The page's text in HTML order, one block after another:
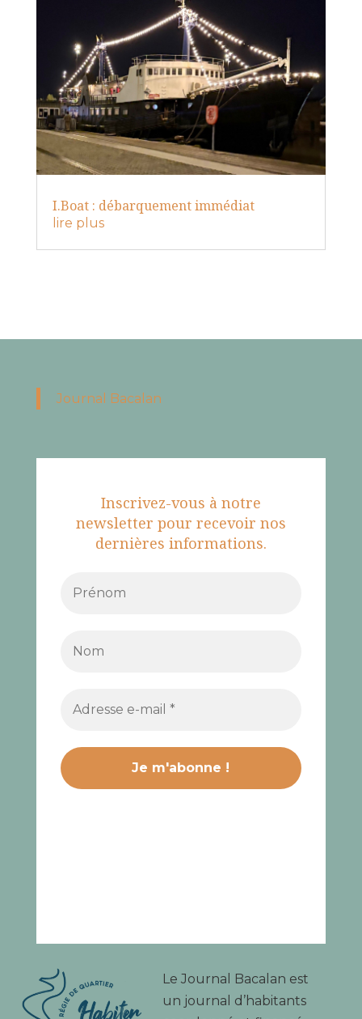
I.Boat : débarquement immédiat
lire plus
Journal Bacalan
Inscrivez-vous à notre
newsletter pour recevoir nos
dernières informations.
Le Journal Bacalan est
un journal d’habitants